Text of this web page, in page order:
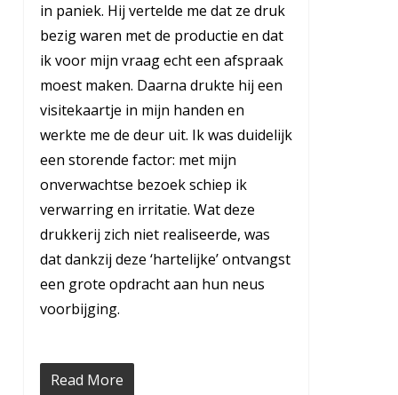
in paniek. Hij vertelde me dat ze druk
bezig waren met de productie en dat
ik voor mijn vraag echt een afspraak
moest maken. Daarna drukte hij een
visitekaartje in mijn handen en
werkte me de deur uit. Ik was duidelijk
een storende factor: met mijn
onverwachtse bezoek schiep ik
verwarring en irritatie. Wat deze
drukkerij zich niet realiseerde, was
dat dankzij deze ‘hartelijke’ ontvangst
een grote opdracht aan hun neus
voorbijging.
Read More